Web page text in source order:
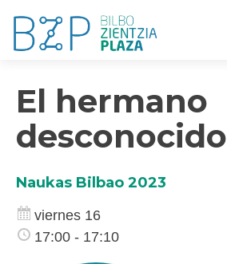
El hermano
desconocido
Naukas Bilbao 2023
viernes 16
17:00 - 17:10